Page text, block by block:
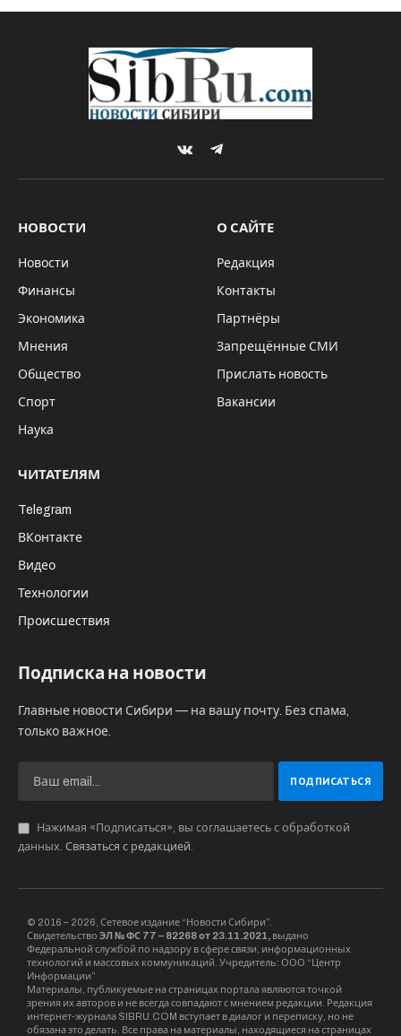
VKontakteTelegram
НОВОСТИ
Новости
Финансы
Экономика
Мнения
Общество
Спорт
Наука
О САЙТЕ
Редакция
Контакты
Партнёры
Запрещённые СМИ
Прислать новость
Вакансии
ЧИТАТЕЛЯМ
Telegram
ВКонтакте
Видео
Технологии
Происшествия
Подписка на новости
Главные новости Сибири — на вашу почту. Без спама,
только важное.
Нажимая «Подписаться», вы соглашаетесь с обработкой
данных. Связаться с редакцией.
© 2016 – 2026, Сетевое издание “Новости Сибири”.
Свидетельство ЭЛ № ФС 77 – 82268 от 23.11.2021, выдано
Федеральной службой по надзору в сфере связи, информационных
технологий и массовых коммуникаций. Учредитель: ООО “Центр
Информации”
Материалы, публикуемые на страницах портала являются точкой
зрения их авторов и не всегда совпадают с мнением редакции. Редакция
интернет-журнала SIBRU.COM вступает в диалог и переписку, но не
обязана это делать. Все права на материалы, находящиеся на страницах